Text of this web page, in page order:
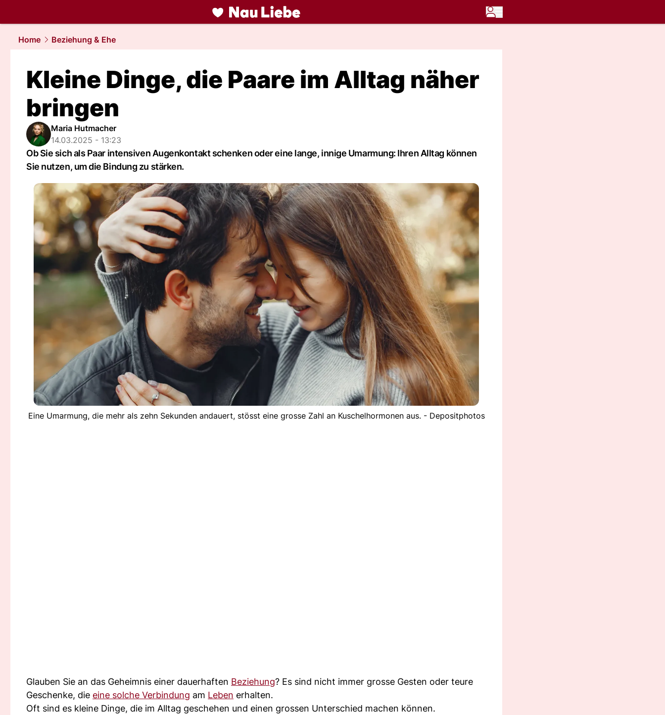
liebe.NAU.ch
Home
Beziehung & Ehe
Kleine Dinge, die Paare im Alltag näher
bringen
Maria Hutmacher
14.03.2025 - 13:23
Ob Sie sich als Paar intensiven Augenkontakt schenken oder eine lange, innige Umarmung: Ihren Alltag können
Sie nutzen, um die Bindung zu stärken.
Eine Umarmung, die mehr als zehn Sekunden andauert, stösst eine grosse Zahl an Kuschelhormonen aus. - Depositphotos
Glauben Sie an das Geheimnis einer dauerhaften Beziehung? Es sind nicht immer grosse Gesten oder teure
Geschenke, die eine solche Verbindung am Leben erhalten.
Oft sind es kleine Dinge, die im Alltag geschehen und einen grossen Unterschied machen können.